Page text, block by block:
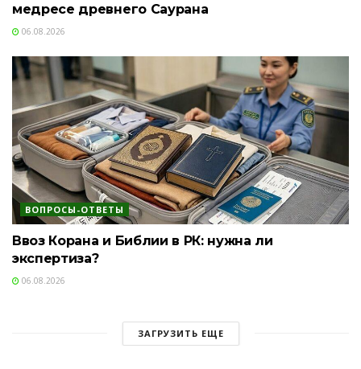
медресе древнего Саурана
06.08.2026
ВОПРОСЫ-ОТВЕТЫ
Ввоз Корана и Библии в РК: нужна ли
экспертиза?
06.08.2026
ЗАГРУЗИТЬ ЕЩЕ